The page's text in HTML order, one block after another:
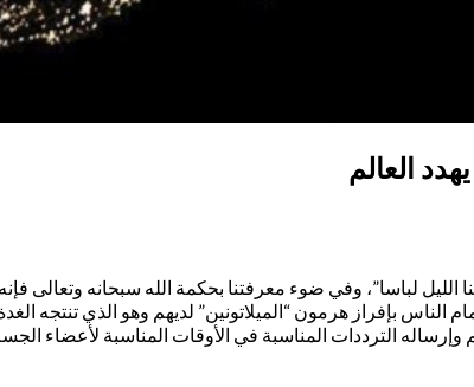
العالم
لباسا”، وفي ضوء معرفتنا بحكمة الله سبحانه وتعالى
الناس بإفراز هرمون “الميلاتونين” لديهم وهو الذي تنتجه
الترددات المناسبة في الأوقات المناسبة لأعضاء